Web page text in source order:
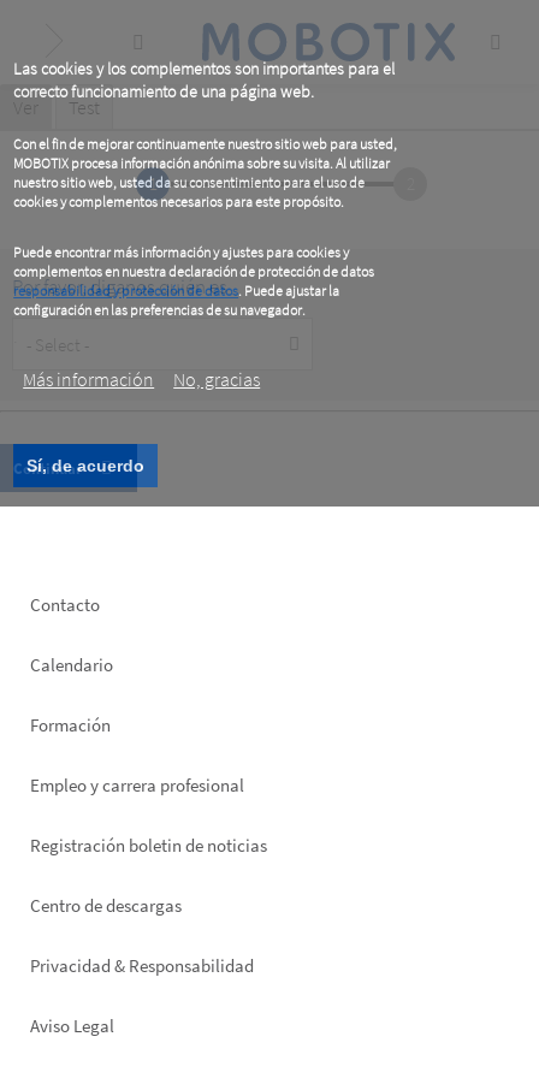
Las cookies y los complementos son importantes para el
correcto funcionamiento de una página web.
Con el fin de mejorar continuamente nuestro sitio web para usted,
MOBOTIX procesa información anónima sobre su visita. Al utilizar
nuestro sitio web, usted da su consentimiento para el uso de
cookies y complementos necesarios para este propósito.
Puede encontrar más información y ajustes para cookies y
complementos en nuestra declaración de protección de datos
responsabilidad y protección de datos. Puede ajustar la
configuración en las preferencias de su navegador.
Más información
No, gracias
Sí, de acuerdo
content
Primary
tabs
Ver (active
Test
1
Por favor, diganos quién es
Type
Footer
Contacto
Calendario
Formación
Empleo y carrera profesional
Registración boletin de noticias
Footer
Centro de descargas
Privacidad & Responsabilidad
Aviso Legal